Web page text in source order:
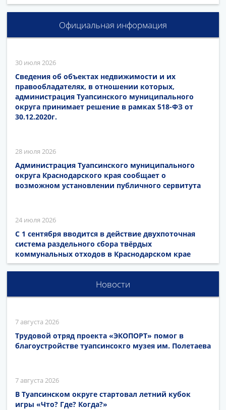
Официальная информация
30 июля 2026
Сведения об объектах недвижимости и их
правообладателях, в отношении которых,
администрация Туапсинского муниципального
округа принимает решение в рамках 518-ФЗ от
30.12.2020г.
28 июля 2026
Администрация Туапсинского муниципального
округа Краснодарского края сообщает о
возможном установлении публичного сервитута
24 июля 2026
С 1 сентября вводится в действие двухпоточная
система раздельного сбора твёрдых
коммунальных отходов в Краснодарском крае
Новости
7 августа 2026
Трудовой отряд проекта «ЭКОПОРТ» помог в
благоустройстве туапсинсокго музея им. Полетаева
7 августа 2026
В Туапсинском округе стартовал летний кубок
игры «Что? Где? Когда?»